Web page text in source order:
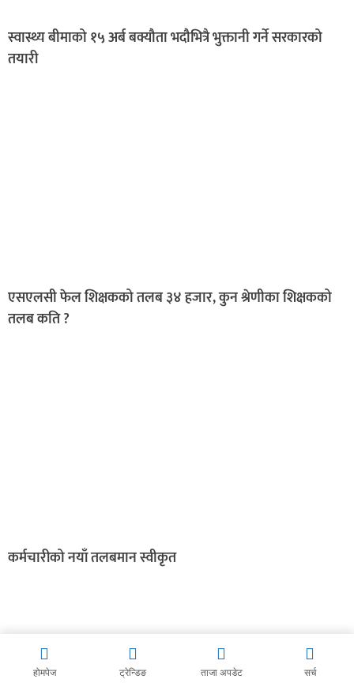
स्वास्थ्य बीमाको १५ अर्ब बक्यौता भदौभित्रै भुक्तानी गर्ने सरकारको
तयारी
एसएलसी फेल शिक्षकको तलब ३४ हजार, कुन श्रेणीका शिक्षकको
तलब कति ?
कर्मचारीको नयाँ तलबमान स्वीकृत
होमपेज ट्रेन्डिङ ताजा अपडेट सर्च